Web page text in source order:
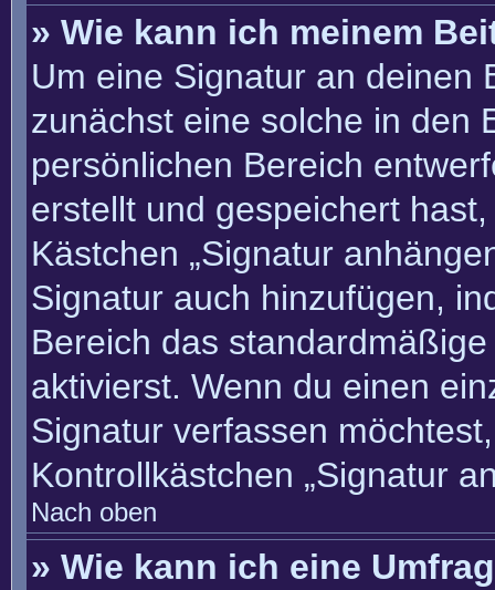
» Wie kann ich meinem
Um eine Signatur an deinen
zunächst eine solche in den
persönlichen Bereich
erstellt und gespeichert
Kästchen „Signatur
Signatur auch hinzufügen,
Bereich das
aktivierst. Wenn du einen
Signatur verfassen
Kontrollkästchen „Signatur
Nach oben
» Wie kann ich eine